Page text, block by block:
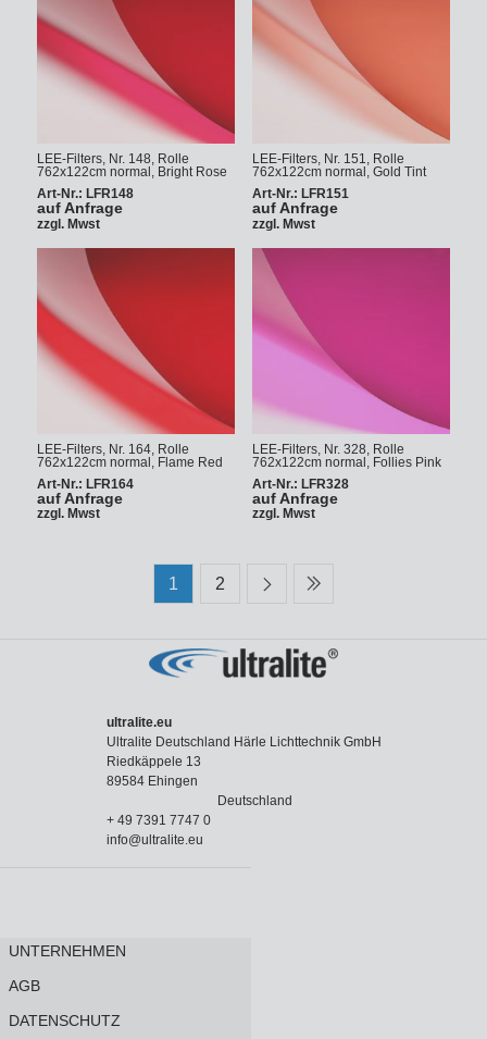
LEE-Filters, Nr. 148, Rolle
762x122cm normal, Bright Rose
Art-Nr.: LFR148
auf Anfrage
zzgl. Mwst
LEE-Filters, Nr. 151, Rolle
762x122cm normal, Gold Tint
Art-Nr.: LFR151
auf Anfrage
zzgl. Mwst
LEE-Filters, Nr. 164, Rolle
762x122cm normal, Flame Red
Art-Nr.: LFR164
auf Anfrage
zzgl. Mwst
LEE-Filters, Nr. 328, Rolle
762x122cm normal, Follies Pink
Art-Nr.: LFR328
auf Anfrage
zzgl. Mwst
1 2
ultralite.eu
Ultralite Deutschland Härle Lichttechnik GmbH
Riedkäppele 13
89584 Ehingen
Deutschland
+ 49 7391 7747 0
info@ultralite.eu
UNTERNEHMEN
AGB
DATENSCHUTZ